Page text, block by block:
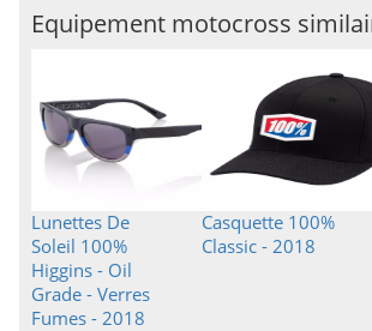
Equipement motocross
Lunettes De
Soleil 100%
Higgins - Oil
Grade - Verres
Fumes - 2018
Casquette 100%
Classic - 2018